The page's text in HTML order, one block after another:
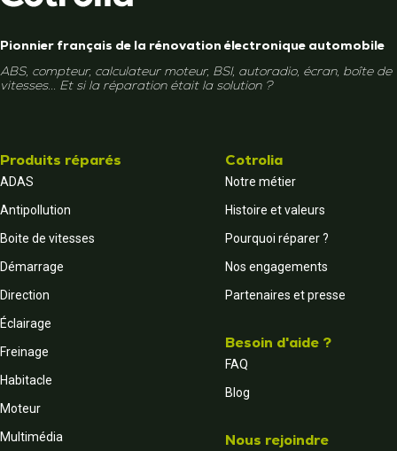
Pionnier français de la rénovation électronique automobile
ABS, compteur, calculateur moteur, BSI, autoradio, écran, boîte de
vitesses... Et si la réparation était la solution ?
Produits réparés
ADAS
Antipollution
Boite de vitesses
Démarrage
Direction
Éclairage
Freinage
Habitacle
Moteur
Multimédia
Cotrolia
Notre métier
Histoire et valeurs
Pourquoi réparer ?
Nos engagements
Partenaires et presse
Besoin d'aide ?
FAQ
Blog
Nous rejoindre